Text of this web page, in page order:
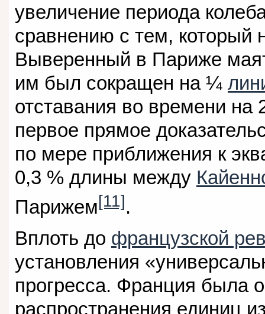
увеличение периода
сравнению с тем,
Выверенный в Париже
им был сокращен на ¼
отставания во времени
первое прямое
по мере приближения к
0,3 % длины между
Парижем[11].
Вплоть до французской
установления
прогресса. Франция была
распространения единиц